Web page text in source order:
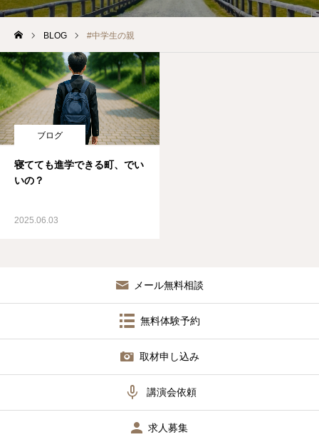
BLOG #中学生の親
ブログ
寝てても進学できる町、でい
いの？
2025.06.03
メール無料相談
無料体験予約
取材申し込み
 講演会依頼
求人募集
開講中のクラス
BLOG
お問い合わせ
アクセス